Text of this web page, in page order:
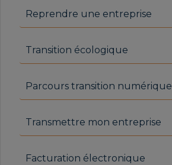
Reprendre une entreprise
Transition écologique
Parcours transition numérique
Transmettre mon entreprise
Facturation électronique